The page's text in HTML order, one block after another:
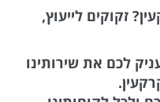
זקוקים לייעוץ,
לכם את שירותינו